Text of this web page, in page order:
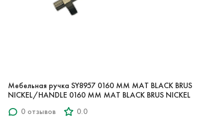
Мебельная ручка SY8957 0160 MM MAT BLACK BRUS
NICKEL/HANDLE 0160 MM MAT BLACK BRUS NICKEL
0 отзывов
0.0